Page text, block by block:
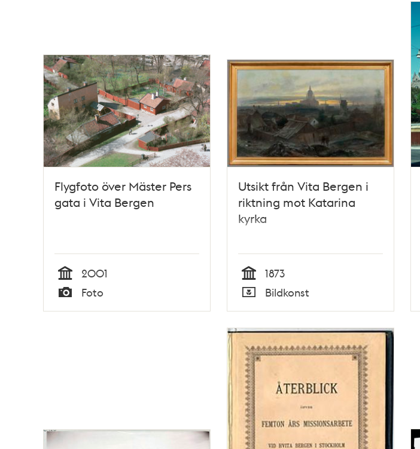
Flygfoto över Mäster Pers
gata i Vita Bergen
Tid
2001
Typ
Foto
Utsikt från Vita Bergen i
riktning mot Katarina
kyrka
Tid
1873
Typ
Bildkonst